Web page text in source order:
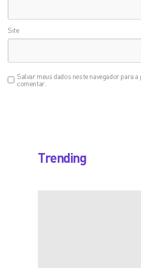
Site
Salvar meus dados neste navegador para a
comentar.
Trending